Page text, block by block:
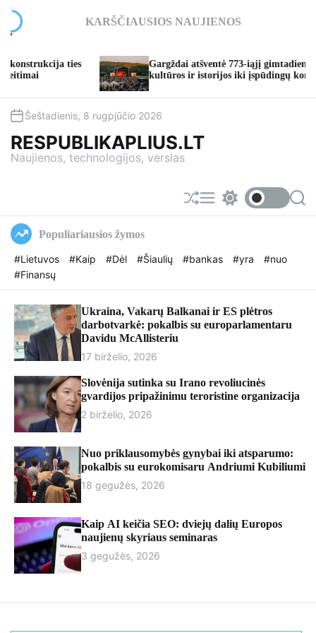
c
KARŠČIAUSIOS NAUJIENOS
Gargždai atšventė 773-iąjį gimtadienį: nuo
kultūros ir istorijos iki įspūdingų koncertų
Šeštadienis, 8 rugpjūčio 2026
RESPUBLIKAPLIUS.LT
Naujienos, technologijos, verslas
S
h
l
M
e w
h
o
o
r
S
e
Populiariausios žymos
#Lietuvos #Kaip #Dėl #Šiaulių #bankas #yra
#nuo
#Finansų
Ukraina, Vakarų Balkanai ir ES plėtros
darbotvarkė: pokalbis su europarlamentaru
Davidu McAllisteriu
17 birželio, 2026
Slovėnija sutinka su Irano revoliucinės
gvardijos pripažinimu teroristine organizacija
2 birželio, 2026
Nuo priklausomybės gynybai iki atsparumo:
pokalbis su eurokomisaru Andriumi Kubiliumi
18 gegužės, 2026
Kaip AI keičia SEO: dviejų dalių Europos
naujienų skyriaus seminaras
3 gegužės, 2026